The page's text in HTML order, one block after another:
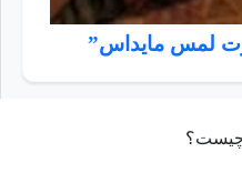
لمس مایداس”